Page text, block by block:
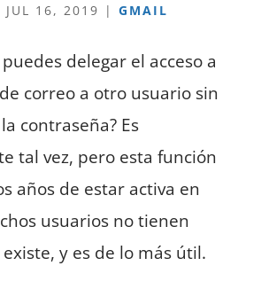
JUL 16, 2019 | GMAIL
delegar el acceso a
correo a otro usuario sin
contraseña? Es
tal vez, pero esta función
años de estar activa en
usuarios no tienen
y es de lo más útil.